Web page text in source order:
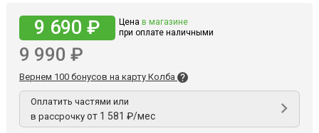
9 690 ₽ Цена в магазине
при оплате наличными
9 990 ₽
Вернем 100 бонусов на карту Колба
Оплатить частями или
в рассрочку от 1 581 ₽/мес